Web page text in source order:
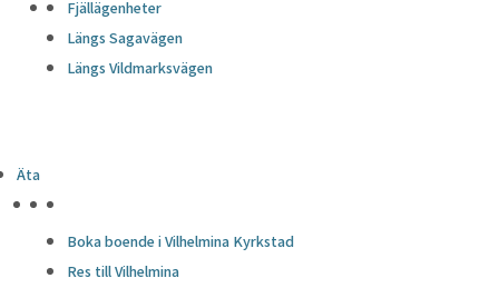
Fjällägenheter
Längs Sagavägen
Längs Vildmarksvägen
Äta
Boka boende i Vilhelmina Kyrkstad
Res till Vilhelmina